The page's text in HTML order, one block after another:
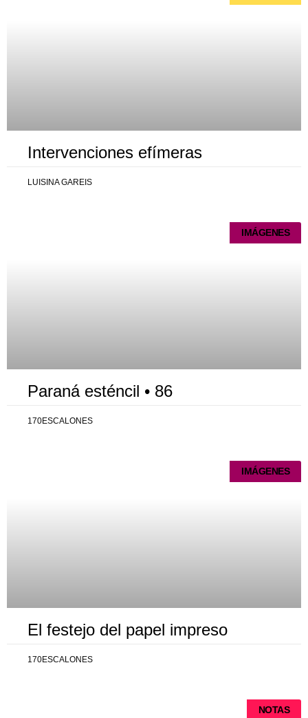
Intervenciones efímeras
LUISINA GAREIS
IMÁGENES
Paraná esténcil • 86
170ESCALONES
IMÁGENES
El festejo del papel impreso
170ESCALONES
NOTAS